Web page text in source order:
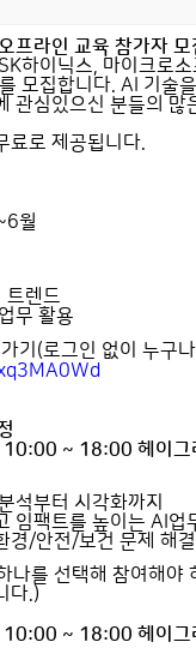
라인 교육 참가자 모
하이닉스, 마이크로
모집합니다. AI 기술
관심있으신 분들의 많
료로 제공됩니다.
월
트렌드
무 활용
기(로그인 없이 누구
~ 18:00 헤이그
석부터 시각화까지
임팩트를 높이는 AI업
경/안전/보건 문제 해결
나를 선택해 참여해야
다.)
~ 18:00 헤이그